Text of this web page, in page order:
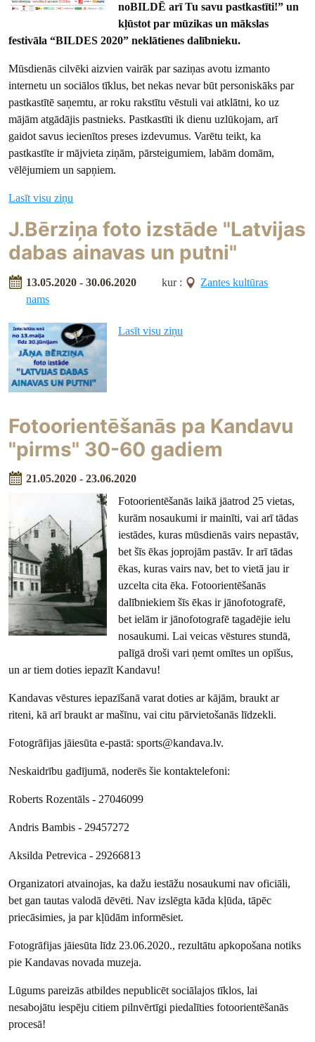
noBILDĒ arī Tu savu pastkastīti!” un
kļūstot par mūzikas un mākslas
festivāla “BILDES 2020” neklātienes dalībnieku.
Mūsdienās cilvēki aizvien vairāk par saziņas avotu izmanto
internetu un sociālos tīklus, bet nekas nevar būt personiskāks par
pastkastītē saņemtu, ar roku rakstītu vēstuli vai atklātni, ko uz
mājām atgādājis pastnieks. Pastkastīti ik dienu uzlūkojam, arī
gaidot savus iecienītos preses izdevumus. Varētu teikt, ka
pastkastīte ir mājvieta ziņām, pārsteigumiem, labām domām,
vēlējumiem un sapņiem.
Lasīt visu ziņu
J.Bērziņa foto izstāde "Latvijas
dabas ainavas un putni"
13.05.2020 - 30.06.2020 kur :
Zantes kultūras
nams
Lasīt visu ziņu
Fotoorientēšanās pa Kandavu
"pirms" 30-60 gadiem
21.05.2020 - 23.06.2020
Fotoorientēšanās laikā jāatrod 25 vietas,
kurām nosaukumi ir mainīti, vai arī tādas
iestādes, kuras mūsdienās vairs nepastāv,
bet šīs ēkas joprojām pastāv. Ir arī tādas
ēkas, kuras vairs nav, bet to vietā jau ir
uzcelta cita ēka. Fotoorientēšanās
dalībniekiem šīs ēkas ir jānofotografē,
bet ielām ir jānofotografē tagadējie ielu
nosaukumi. Lai veicas vēstures stundā,
palīgā droši vari ņemt omītes un opīšus,
un ar tiem doties iepazīt Kandavu!
Kandavas vēstures iepazīšanā varat doties ar kājām, braukt ar
riteni, kā arī braukt ar mašīnu, vai citu pārvietošanās līdzekli.
Fotogrāfijas jāiesūta e-pastā: sports@kandava.lv.
Neskaidrību gadījumā, noderēs šie kontaktelefoni:
Roberts Rozentāls - 27046099
Andris Bambis - 29457272
Aksilda Petrevica - 29266813
Organizatori atvainojas, ka dažu iestāžu nosaukumi nav oficiāli,
bet gan tautas valodā dēvēti. Nav izslēgta kāda kļūda, tāpēc
priecāsimies, ja par kļūdām informēsiet.
Fotogrāfijas jāiesūta līdz 23.06.2020., rezultātu apkopošana notiks
pie Kandavas novada muzeja.
Lūgums pareizās atbildes nepublicēt sociālajos tīklos, lai
nesabojātu iespēju citiem pilnvērtīgi piedalīties fotoorientēšanās
procesā!